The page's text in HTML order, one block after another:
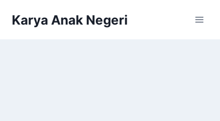
Karya Anak Negeri